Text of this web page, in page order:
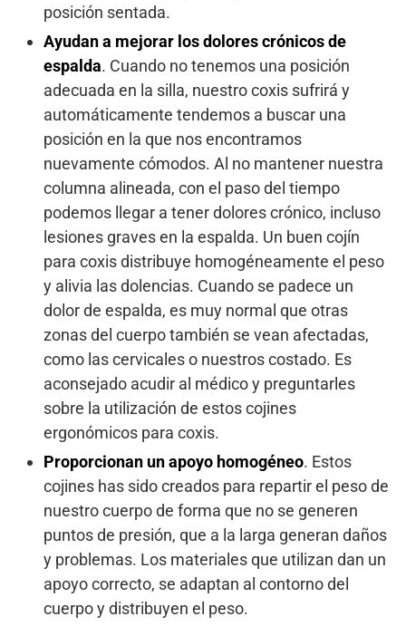
posición sentada.
Ayudan a mejorar los dolores crónicos de
espalda. Cuando no tenemos una posición
adecuada en la silla, nuestro coxis sufrirá y
automáticamente tendemos a buscar una
posición en la que nos encontramos
nuevamente cómodos. Al no mantener nuestra
columna alineada, con el paso del tiempo
podemos llegar a tener dolores crónico, incluso
lesiones graves en la espalda. Un buen cojín
para coxis distribuye homogéneamente el peso
y alivia las dolencias. Cuando se padece un
dolor de espalda, es muy normal que otras
zonas del cuerpo también se vean afectadas,
como las cervicales o nuestros costado. Es
aconsejado acudir al médico y preguntarles
sobre la utilización de estos cojines
ergonómicos para coxis.
Proporcionan un apoyo homogéneo. Estos
cojines has sido creados para repartir el peso de
nuestro cuerpo de forma que no se generen
puntos de presión, que a la larga generan daños
y problemas. Los materiales que utilizan dan un
apoyo correcto, se adaptan al contorno del
cuerpo y distribuyen el peso.